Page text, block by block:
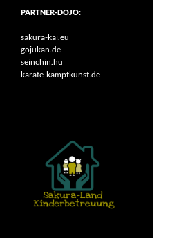
PARTNER-DOJO:
sakura-kai.eu
gojukan.de
seinchin.hu
karate-kampfkunst.de